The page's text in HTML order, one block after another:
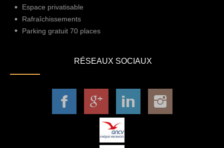
Espace privatisable
Rafraîchissements
Parking gratuit 70 places
RÉSEAUX SOCIAUX